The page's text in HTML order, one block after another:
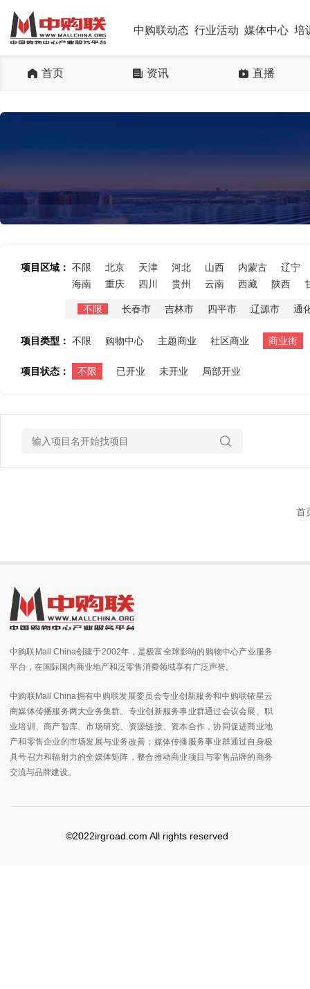
中购联动态 行业活动 媒体中心 培
首页 资讯 直播
项目区域： 不限 北京 天津 河北 山西 内蒙古
辽宁
海南
重庆 四川 贵州 云南 西藏 陕西
不限 长春市 吉林市 四平市 辽源市 通
项目类型： 不限 购物中心 主题商业 社区商业 商业街
项目状态： 不限 已开业 未开业 局部开业
首
中购联Mall China创建于2002年，是极富全球影响的购物中心产业服务
平台，在国际国内商业地产和泛零售消费领域享有广泛声誉。
中购联Mall China拥有中购联发展委员会专业创新服务和中购联铱星云
商媒体传播服务两大业务集群。专业创新服务事业群通过会议会展、职
业培训、商产智库、市场研究、资源链接、资本合作，协同促进商业地
产和零售企业的市场发展与业务改善；媒体传播服务事业群通过自身极
具号召力和辐射力的全媒体矩阵，整合推动商业项目与零售品牌的商务
交流与品牌建设。
©2022irgroad.com All rights reserved